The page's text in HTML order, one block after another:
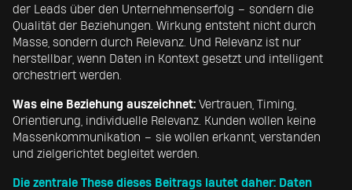
der Leads über den Unternehmenserfolg – sondern die
Qualität der Beziehungen. Wirkung entsteht nicht durch
Masse, sondern durch Relevanz. Und Relevanz ist nur
herstellbar, wenn Daten in Kontext gesetzt und intelligent
orchestriert werden.
Was eine Beziehung auszeichnet: Vertrauen, Timing,
Orientierung, individuelle Relevanz. Kunden wollen keine
Massenkommunikation – sie wollen erkannt, verstanden
und zielgerichtet begleitet werden.
Die zentrale These dieses Beitrags lautet daher: Daten